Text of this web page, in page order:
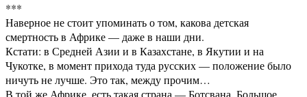
***
Наверное не стоит упоминать о том, какова детская
смертность в Африке — даже в наши дни.
Кстати: в Средней Азии и в Казахстане, в Якутии и на
Чукотке, в момент прихода туда русских — положение было
ничуть не лучше. Это так, между прочим…